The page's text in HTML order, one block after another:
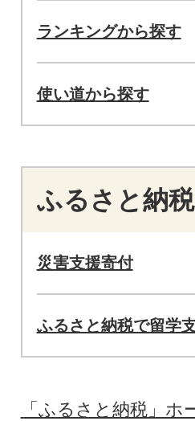
ランキングから探す
使い道から探す
ふるさと納
災害支援寄付
ふるさと納税で留学
「ふるさと納税」ホ